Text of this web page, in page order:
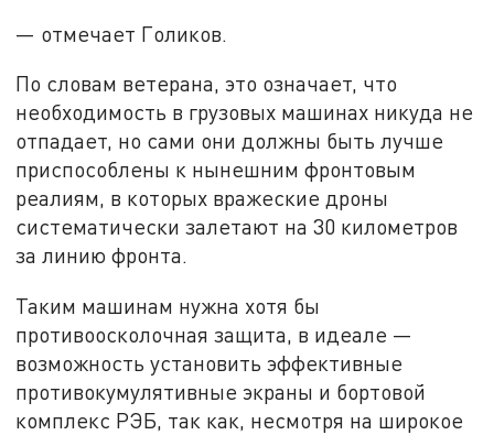
— отмечает Голиков.
По словам ветерана, это означает, что
необходимость в грузовых машинах никуда не
отпадает, но сами они должны быть лучше
приспособлены к нынешним фронтовым
реалиям, в которых вражеские дроны
систематически залетают на 30 километров
за линию фронта.
Таким машинам нужна хотя бы
противоосколочная защита, в идеале —
возможность установить эффективные
противокумулятивные экраны и бортовой
комплекс РЭБ, так как, несмотря на широкое